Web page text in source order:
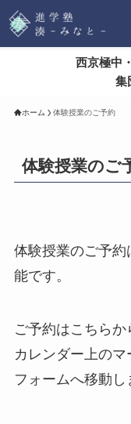
西京極中
集
ホーム 体験授業のご予約
体験授業のご
体験授業のご予
能です。
ご予約はこちらか
カレンダー上の
フォームへ移動し